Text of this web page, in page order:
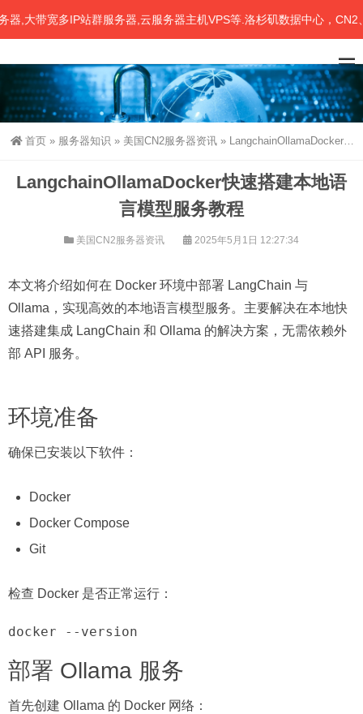
带宽多IP站群服务器,云服务器主机VPS等.洛杉矶数据中心，CN2、
首页 » 服务器知识 » 美国CN2服务器资讯 » LangchainOllamaDocker快速搭建本地语言模型服务教程
LangchainOllamaDocker快速搭建本地语
言模型服务教程
美国CN2服务器资讯 2025年5月1日 12:27:34
本文将介绍如何在 Docker 环境中部署 LangChain 与
Ollama，实现高效的本地语言模型服务。主要解决在本地快
速搭建集成 LangChain 和 Ollama 的解决方案，无需依赖外
部 API 服务。
环境准备
确保已安装以下软件：
Docker
Docker Compose
Git
检查 Docker 是否正常运行：
docker --version
部署 Ollama 服务
首先创建 Ollama 的 Docker 网络：